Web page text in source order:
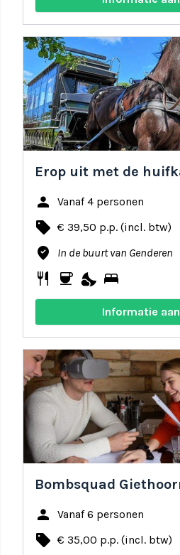
Erop uit met de
person Vanaf 4 personen
local_offer € 39,50 p.p. (incl. btw)
where_to_vote In de buurt van Genderen
restaurant coffee nights_stay bed
Informatie
Bombsquad
person Vanaf 6 personen
local_offer € 35,00 p.p. (incl. btw)